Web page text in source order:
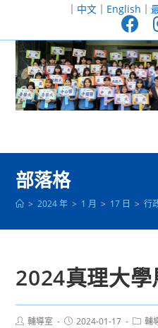
至
｜ 中文｜ English ｜
部落格
> 2024 年 > 1 月 > 17 日 > 行
2024真理大
Post輔導室
Post2024-01-17
Post輔